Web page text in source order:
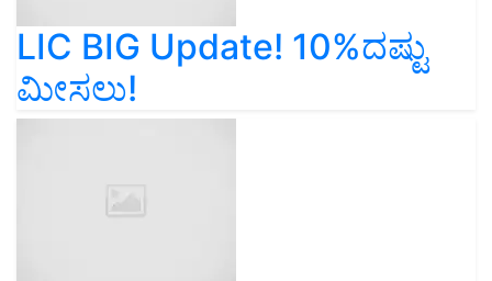
LIC BIG Update! 10%ದಷ್ಟು
ಮೀಸಲು!